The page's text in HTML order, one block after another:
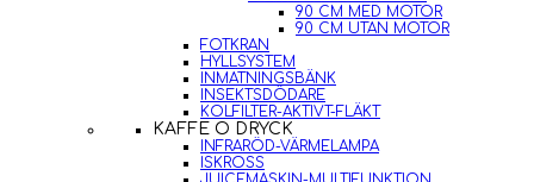
90 CM MED MOTOR
90 CM UTAN MOTOR
FOTKRAN
HYLLSYSTEM
INMATNINGSBÄNK
INSEKTSDÖDARE
KOLFILTER-AKTIVT-FLÄKT
KAFFE O DRYCK
INFRARÖD-VÄRMELAMPA
ISKROSS